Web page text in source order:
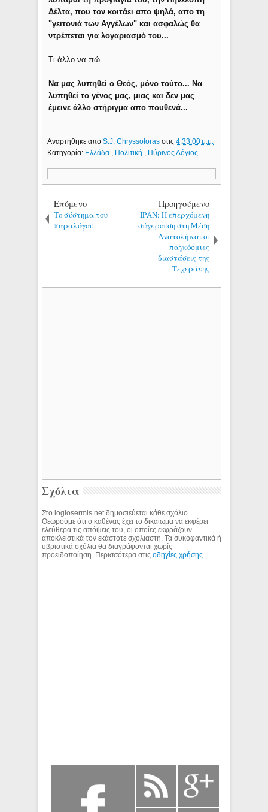
Δέλτα, που τον κοιτάει απο ψηλά, απο τη
"γειτονιά των Αγγέλων" και ασφαλώς θα
ντρέπεται για λογαριασμό του...
Τι άλλο να πώ...
Να μας λυπηθεί ο Θεός, μόνο τούτο... Να
λυπηθεί το γένος μας, μιας και δεν μας
έμεινε άλλο στήριγμα απο πουθενά...
Αναρτήθηκε απόS.J. Chryssolorasστις4:33:00 μ.μ.
Κατηγορία: Ελλάδα Πολιτική Πύρινος Λόγιος
Επόμενο
Το σύστημα του
παραλόγου
Προηγούμενο
ΙΡΑΝ: Η επερχόμενη
σύγκρουση στη Μέση
Ανατολή και οι
παγκόσμιες
διαστάσεις της
Τεχεράνης
Σχόλια
Στο logiosermis.net δημοσιεύεται κάθε σχόλιο.
Θεωρούμε ότι ο καθένας έχει το δικαίωμα να εκφέρει
ελεύθερα τις απόψεις του, οι οποίες εκφράζουν
αποκλειστικά τον εκάστοτε σχολιαστή. Τα συκοφαντικά ή
υβριστικά σχόλια θα διαγράφονται χωρίς
προειδοποίηση. Περισσότερα στιςοδηγίες χρήσης